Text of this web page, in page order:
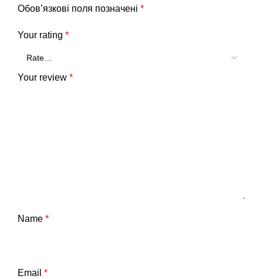
Обов’язкові поля позначені *
Your rating *
Your review *
Name *
Email *